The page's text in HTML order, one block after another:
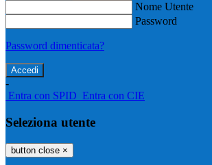
Nome Utente
Password
Password dimenticata?
-
Entra con SPID Entra con CIE
Seleziona utente
button close ×